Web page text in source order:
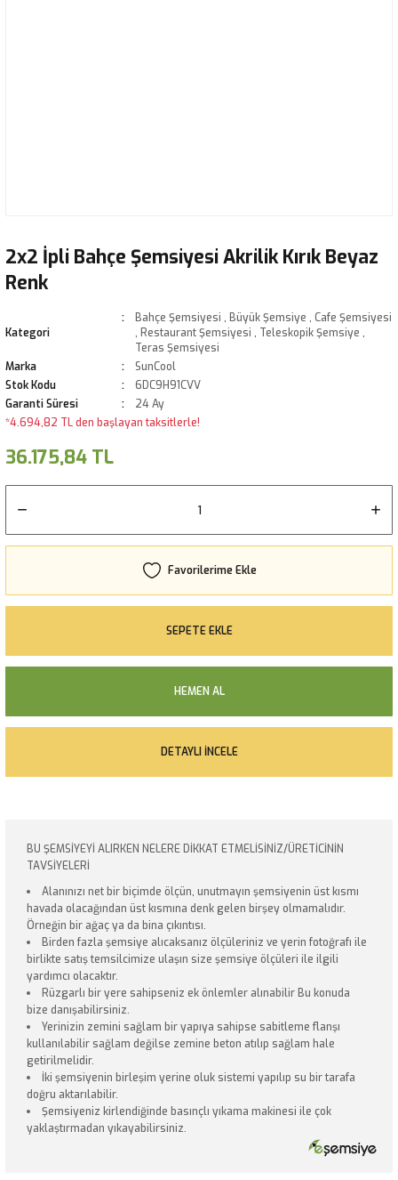
2x2 İpli Bahçe Şemsiyesi Akrilik Kırık Beyaz
Renk
Kategori
Bahçe Şemsiyesi , Büyük Şemsiye , Cafe Şemsiyesi
, Restaurant Şemsiyesi , Teleskopik Şemsiye ,
Teras Şemsiyesi
Marka
SunCool
Stok Kodu
6DC9H91CVV
Garanti Süresi
24 Ay
*4.694,82 TL den başlayan taksitlerle!
36.175,84 TL
SEPETE EKLE
HEMEN AL
DETAYLI İNCELE
BU ŞEMSİYEYİ ALIRKEN NELERE DİKKAT ETMELİSİNİZ/ÜRETİCİNİN
TAVSİYELERİ
Alanınızı net bir biçimde ölçün, unutmayın şemsiyenin üst kısmı
havada olacağından üst kısmına denk gelen birşey olmamalıdır.
Örneğin bir ağaç ya da bina çıkıntısı.
Birden fazla şemsiye alıcaksanız ölçüleriniz ve yerin fotoğrafı ile
birlikte satış temsilcimize ulaşın size şemsiye ölçüleri ile ilgili
yardımcı olacaktır.
Rüzgarlı bir yere sahipseniz ek önlemler alınabilir Bu konuda
bize danışabilirsiniz.
Yerinizin zemini sağlam bir yapıya sahipse sabitleme flanşı
kullanılabilir sağlam değilse zemine beton atılıp sağlam hale
getirilmelidir.
İki şemsiyenin birleşim yerine oluk sistemi yapılıp su bir tarafa
doğru aktarılabilir.
Şemsiyeniz kirlendiğinde basınçlı yıkama makinesi ile çok
yaklaştırmadan yıkayabilirsiniz.